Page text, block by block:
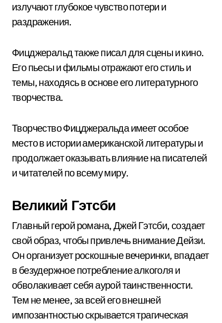
излучают глубокое чувство потери и
раздражения.
Фицджеральд также писал для сцены и кино.
Его пьесы и фильмы отражают его стиль и
темы, находясь в основе его литературного
творчества.
Творчество Фицджеральда имеет особое
место в истории американской литературы и
продолжает оказывать влияние на писателей
и читателей по всему миру.
Великий Гэтсби
Главный герой романа, Джей Гэтсби, создает
свой образ, чтобы привлечь внимание Дейзи.
Он организует роскошные вечеринки, впадает
в безудержное потребление алкоголя и
обволакивает себя аурой таинственности.
Тем не менее, за всей его внешней
импозантностью скрывается трагическая